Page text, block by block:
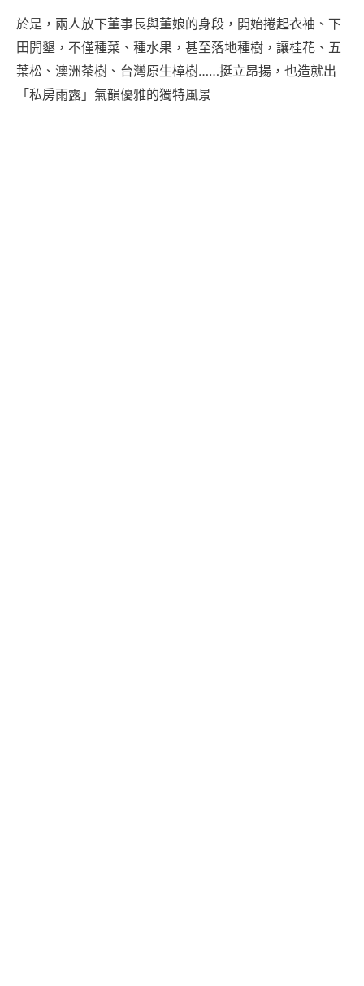
於是，兩人放下董事長與董娘的身段，開始捲起衣袖、下
田開墾，不僅種菜、種水果，甚至落地種樹，讓桂花、五
葉松、澳洲茶樹、台灣原生樟樹……挺立昂揚，也造就出
「私房雨露」氣韻優雅的獨特風景